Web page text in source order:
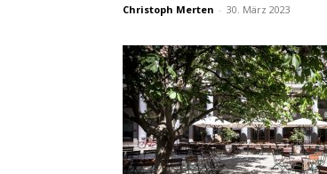
Christoph Merten - 30. März 2023